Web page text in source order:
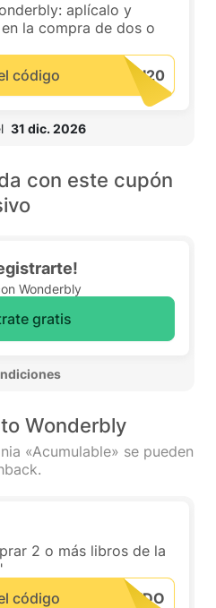
aplícalo y
la compra de dos o
código
31 dic. 2026
con este cupón
Wonderbly
gratis
Wonderbly
«Acumulable» se pueden
2 o más libros de la
código